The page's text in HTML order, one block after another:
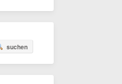
suchen